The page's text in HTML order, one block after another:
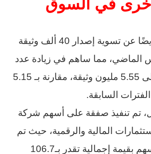
في السوق
أعلنت البورصة أيضًا عن تسوية إصدار 40 ألف وثيقة
الماضي، مما ساهم في زيادة عدد
الوثائق القائمة إلى 5.55 مليون وثيقة، مقارنة بـ 5.15
السابقة.
تم تنفيذ صفقة على أسهم شركة
المالية والرقمية، حيث تم
إصدار 6 ملايين سهم بقيمة إجمالية تقدر بـ106.7